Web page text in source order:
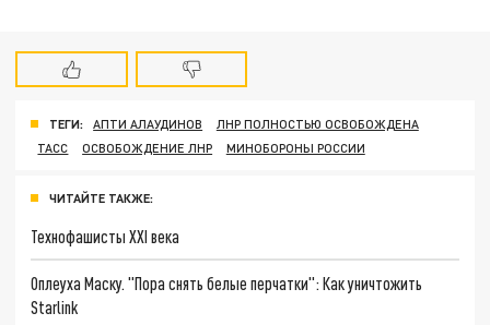
ТЕГИ: АПТИ АЛАУДИНОВ
ЛНР ПОЛНОСТЬЮ ОСВОБОЖДЕНА
ТАСС
ОСВОБОЖДЕНИЕ ЛНР МИНОБОРОНЫ РОССИИ
ЧИТАЙТЕ ТАКЖЕ:
Технофашисты XXI века
Оплеуха Маску. "Пора снять белые перчатки": Как уничтожить
Starlink